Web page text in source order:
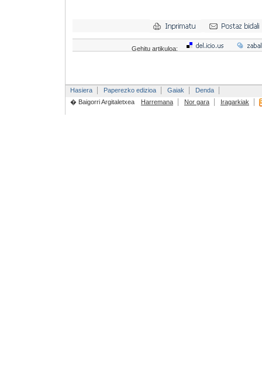
Gehitu artikuloa:
Hasiera Paperezko edizioa Gaiak
Denda
� Baigorri Argitaletxea
Harremana Nor gara Iragarkiak